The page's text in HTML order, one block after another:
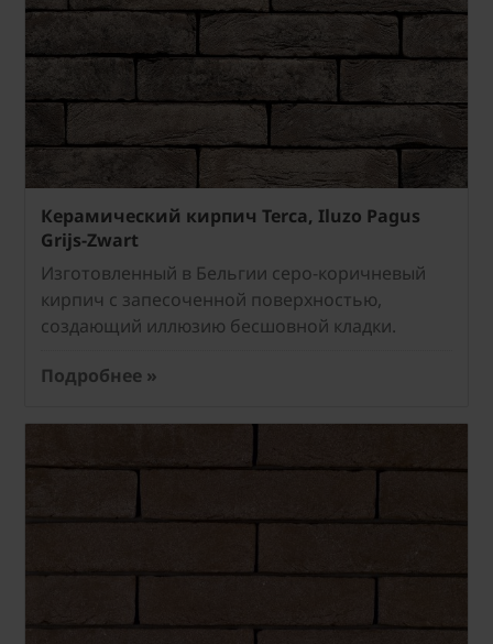
Керамический кирпич Terca, Iluzo Pagus
Grijs-Zwart
Изготовленный в Бельгии серо-коричневый
кирпич с запесоченной поверхностью,
создающий иллюзию бесшовной кладки.
Подробнее »